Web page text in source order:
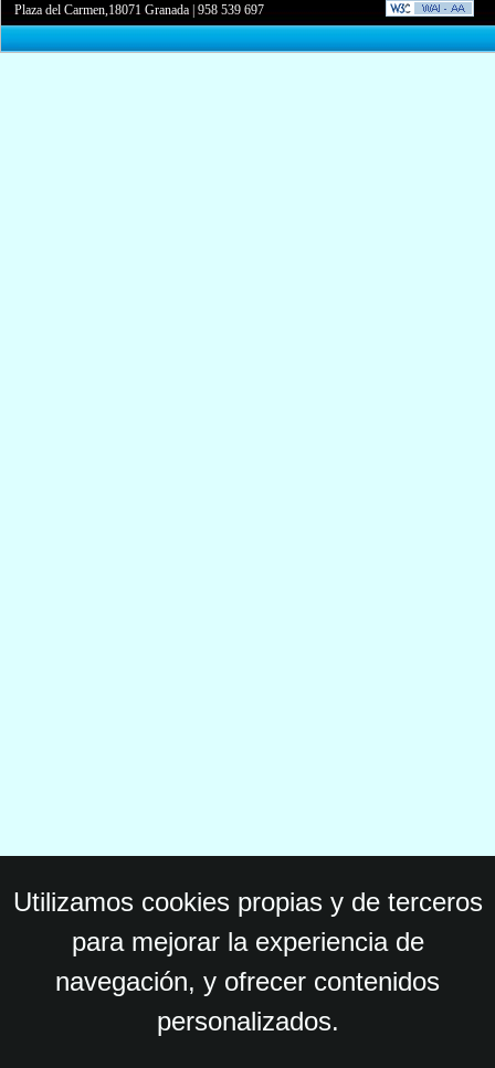
Plaza del Carmen,18071 Granada |958 539 697
Utilizamos cookies propias y de terceros
para mejorar la experiencia de
navegación, y ofrecer contenidos
personalizados.